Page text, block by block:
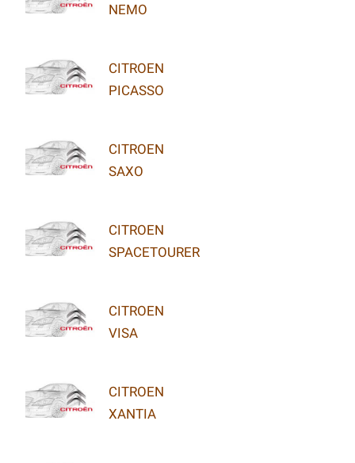
NEMO
CITROEN
PICASSO
CITROEN
SAXO
CITROEN
SPACETOURER
CITROEN
VISA
CITROEN
XANTIA